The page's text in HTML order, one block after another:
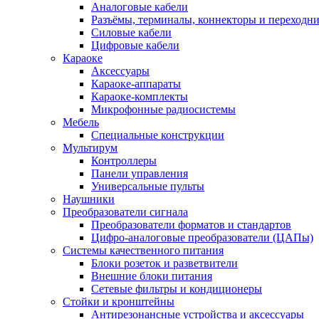
Аналоговые кабели
Разъёмы, терминалы, коннекторы и
Силовые кабели
Цифровые кабели
Караоке
Аксессуары
Караоке-аппараты
Караоке-комплекты
Микрофонные радиосистемы
Мебель
Специальные конструкции
Мультирум
Контроллеры
Панели управления
Универсальные пульты
Наушники
Преобразователи сигнала
Преобразователи форматов и стандартов
Цифро-аналоговые преобразователи (ЦАПы)
Системы качественного питания
Блоки розеток и разветвители
Внешние блоки питания
Сетевые фильтры и кондиционеры
Стойки и кронштейны
Антирезонансные устройства и аксессуары